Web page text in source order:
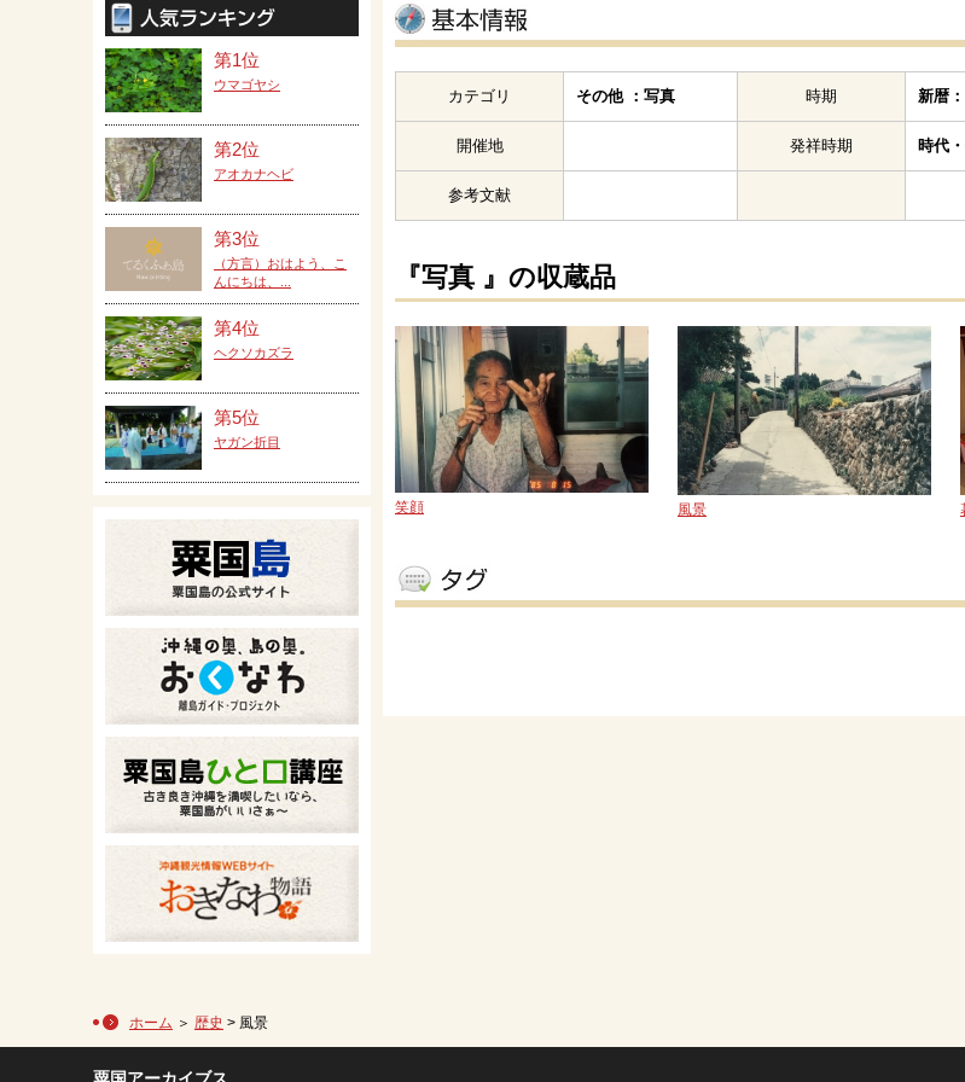
カテゴリ その他 ：写真 時期 新暦：
開催地 発祥時期 時代
参考文献
『写真 』の収蔵品
笑顔 風景
第1位
ウマゴヤシ
第2位
アオカナヘビ
第3位
（方言）おはよう、こ
んにちは、...
第4位
ヘクソカズラ
第5位
ヤガン折目
ホーム ＞ 歴史 > 風景